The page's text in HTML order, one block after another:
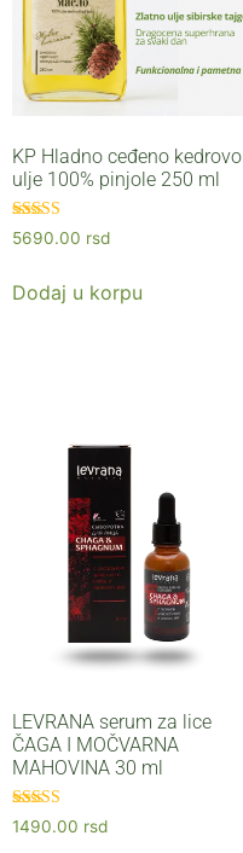
KP Hladno ceđeno kedrovo
ulje 100% pinjole 250 ml
Ocenjeno sa
5.00
5690.00 rsd
Dodaj u korpu
LEVRANA serum za lice
ČAGA I MOČVARNA
MAHOVINA 30 ml
Ocenjeno sa
5.00
1490.00 rsd